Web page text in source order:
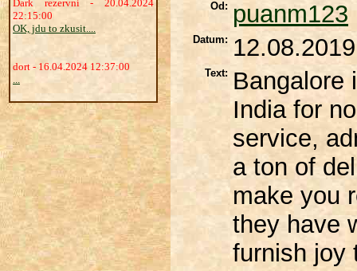
Dark rezervní - 20.04.2024
22:15:00
OK, jdu to zkusit....
dort - 16.04.2024 12:37:00
...
Od: puanm123
Datum: 12.08.2019
Text: Bangalore
India for
service,
a ton of
make you
they have
furnish joy